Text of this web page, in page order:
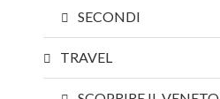
SECONDI
TRAVEL